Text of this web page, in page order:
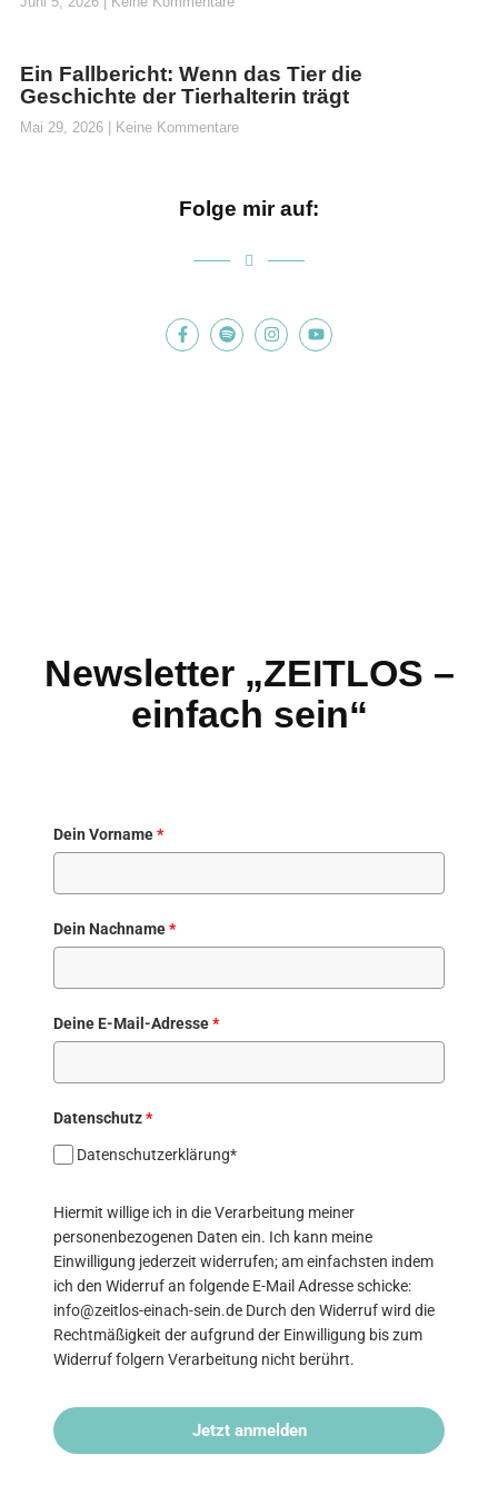
Ein Fallbericht: Wenn das Tier die
Geschichte der Tierhalterin trägt
Mai 29, 2026 Keine Kommentare
Folge mir auf:
Newsletter „ZEITLOS –
einfach sein“
Dein Vorname*
Dein Nachname*
Deine E-Mail-Adresse*
Datenschutz*
Datenschutzerklärung*
Hiermit willige ich in die Verarbeitung meiner
personenbezogenen Daten ein. Ich kann meine
Einwilligung jederzeit widerrufen; am einfachsten indem
ich den Widerruf an folgende E-Mail Adresse schicke:
info@zeitlos-einach-sein.de Durch den Widerruf wird die
Rechtmäßigkeit der aufgrund der Einwilligung bis zum
Widerruf folgern Verarbeitung nicht berührt.
Jetzt anmelden